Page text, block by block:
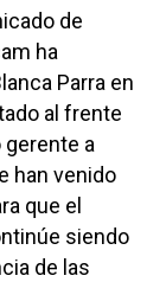
de
ha
Parra en
al frente
gerente a
han venido
que el
siendo
de las